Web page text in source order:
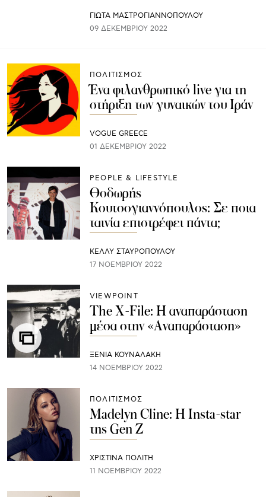
ΓΙΩΤΑ ΜΑΣΤΡΟΓΙΑΝΝΟΠΟΥΛΟΥ
09 ΔΕΚΕΜΒΡΊΟΥ 2022
ΠΟΛΙΤΙΣΜΟΣ
Ένα φιλανθρωπικό live για τη
στήριξη των γυναικών του Ιράν
VOGUE GREECE
01 ΔΕΚΕΜΒΡΊΟΥ 2022
PEOPLE & LIFESTYLE
Θοδωρής
Κουτσογιαννόπουλος: Σε ποια
ταινία επιστρέφει πάντα;
ΚΕΛΛΥ ΣΤΑΥΡΟΠΟΥΛΟΥ
17 ΝΟΕΜΒΡΊΟΥ 2022
VIEWPOINT
The X-File: Η αναπαράσταση
μέσα στην «Αναπαράσταση»
ΞΕΝΙΑ ΚΟΥΝΑΛΑΚΗ
14 ΝΟΕΜΒΡΊΟΥ 2022
ΠΟΛΙΤΙΣΜΟΣ
Μadelyn Cline: Η Insta-star
της Gen Z
ΧΡΙΣΤΙΝΑ ΠΟΛΙΤΗ
11 ΝΟΕΜΒΡΊΟΥ 2022